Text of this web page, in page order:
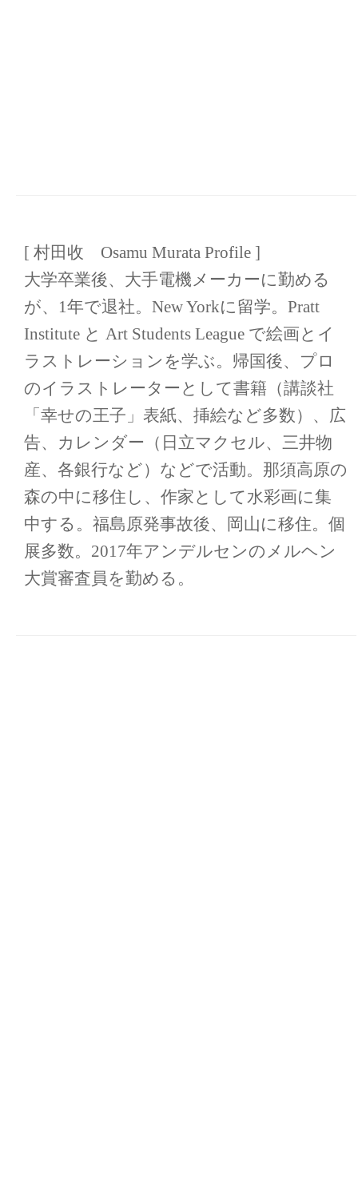
[ 村田收 Osamu Murata Profile ]
大学卒業後、大手電機メーカーに勤める
が、1年で退社。New Yorkに留学。Pratt
Institute と Art Students League で絵画とイ
ラストレーションを学ぶ。帰国後、プロ
のイラストレーターとして書籍（講談社
「幸せの王子」表紙、挿絵など多数）、広
告、カレンダー（日立マクセル、三井物
産、各銀行など）などで活動。那須高原の
森の中に移住し、作家として水彩画に集
中する。福島原発事故後、岡山に移住。個
展多数。2017年アンデルセンのメルヘン
大賞審査員を勤める。